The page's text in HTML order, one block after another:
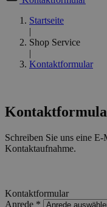
Startseite
|
Shop Service
|
Kontaktformular
Schreiben Sie uns eine
Kontaktaufnahme.
Kontaktformular
Anrede *